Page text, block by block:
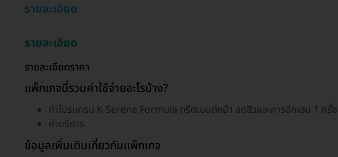
รายละเอียด
รายละเอียด
รายละเอียดราคา
แพ็กเกจนี้รวมค่าใช้จ่ายอะไรบ้าง?
ค่าโปรแกรม K-Serene Formula ทรีตเมนต์หน้า ลดสิวและการอักเสบ 1 ครั้ง
ค่าบริการ
ข้อมูลเพิ่มเติมเกี่ยวกับแพ็กเกจ